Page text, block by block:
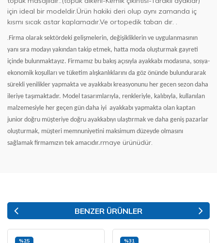
için ideal bir modeldir.Ürün hakiki deri olup aynı zamanda iç
kısmı sıcak astar kaplamadır.Ve ortopedik taban dır. .
.Firma olarak sektördeki gelişmelerin, değişikliklerin ve uygulanmasının
yanı sıra modayı yakından takip etmek, hatta moda oluşturmak gayreti
içinde bulunmaktayız. Firmamız bu bakış açısıyla ayakkabı modasına, sosya-
ekonomik koşulları ve tüketim alışkanlıklarını da göz önünde bulundurarak
sürekli yenilikler yapmakta ve ayakkabı kreasyonunu her gecen sezon daha
ileriye taşımaktadır. Model tasarımlarıyla, renkleriyle, kalıbıyla, kullanılan
malzemesiyle her geçen gün daha iyi ayakkabı yapmakta olan kaptan
junior doğru müşteriye doğru ayakkabıyı ulaştırmak ve daha geniş pazarlar
oluşturmak, müşteri memnuniyetini maksimum düzeyde olmasını
sağlamak firmamızın tek amacıdır.rmaye ürünüdür.
BENZER ÜRÜNLER
%25 %31